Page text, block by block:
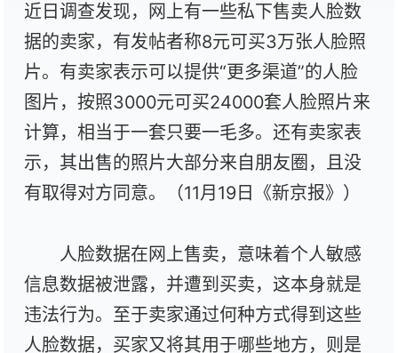
近日调查发现，网上有一些私下售卖人脸数
据的卖家，有发帖者称8元可买3万张人脸照
片。有卖家表示可以提供“更多渠道”的人脸
图片，按照3000元可买24000套人脸照片来
计算，相当于一套只要一毛多。还有卖家表
示，其出售的照片大部分来自朋友圈，且没
有取得对方同意。（11月19日《新京报》）
人脸数据在网上售卖，意味着个人敏感
信息数据被泄露，并遭到买卖，这本身就是
违法行为。至于卖家通过何种方式得到这些
人脸数据，买家又将其用于哪些地方，则是